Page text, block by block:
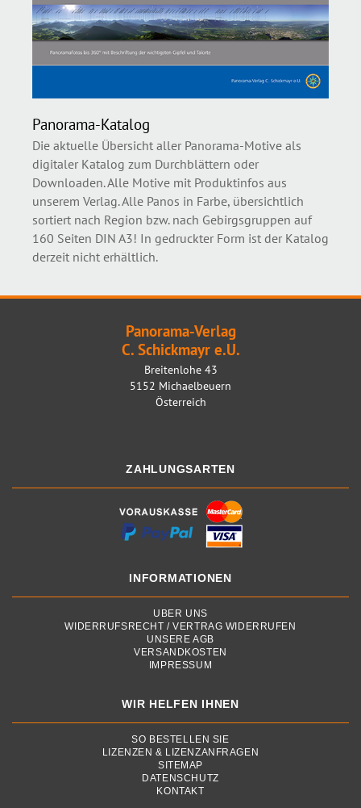
Panorama-Katalog
Die aktuelle Übersicht aller Panorama-Motive als
digitaler Katalog zum Durchblättern oder
Downloaden. Alle Motive mit Produktinfos aus
unserem Verlag. Alle Panos in Farbe, übersichtlich
sortiert nach Region bzw. nach Gebirgsgruppen auf
160 Seiten DIN A3! In gedruckter Form ist der Katalog
derzeit nicht erhältlich.
Panorama-Verlag
C. Schickmayr e.U.
Breitenlohe 43
5152 Michaelbeuern
Österreich
ZAHLUNGSARTEN
INFORMATIONEN
ÜBER UNS
WIDERRUFSRECHT / VERTRAG WIDERRUFEN
UNSERE AGB
VERSANDKOSTEN
IMPRESSUM
WIR HELFEN IHNEN
SO BESTELLEN SIE
LIZENZEN & LIZENZANFRAGEN
SITEMAP
DATENSCHUTZ
KONTAKT